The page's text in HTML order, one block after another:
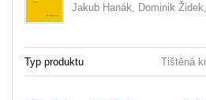
Jakub Hanák, Dominik
Typ produktu Tištěná